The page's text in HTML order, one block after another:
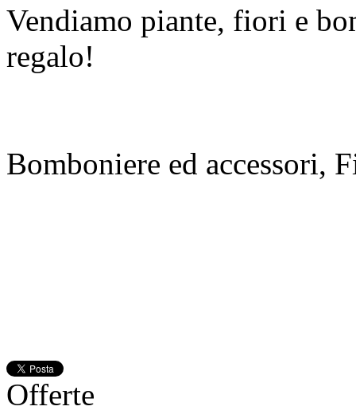
Vendiamo piante, fiori e
regalo!
Bomboniere ed accessori,
Offerte